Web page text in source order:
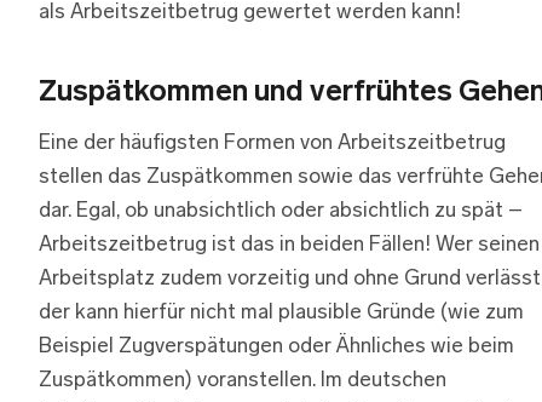
als Arbeitszeitbetrug gewertet werden kann!
Zuspätkommen und verfrühtes
Eine der häufigsten Formen von Arbeitszeitbetrug
stellen das Zuspätkommen sowie das verfrühte
dar. Egal, ob unabsichtlich oder absichtlich zu spät –
Arbeitszeitbetrug ist das in beiden Fällen! Wer seinen
Arbeitsplatz zudem vorzeitig und ohne Grund
der kann hierfür nicht mal plausible Gründe (wie zum
Beispiel Zugverspätungen oder Ähnliches wie beim
Zuspätkommen) voranstellen. Im deutschen